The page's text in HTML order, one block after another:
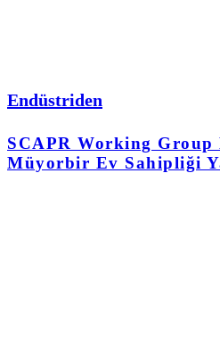
Endüstriden
SCAPR Working Group
Müyorbir Ev Sahipliği